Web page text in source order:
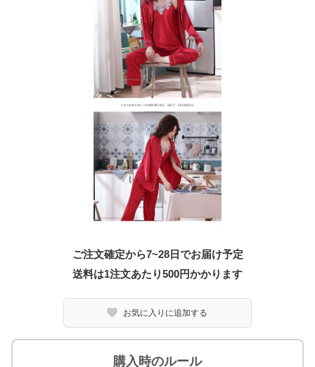
ご注文確定から7~28日でお届け予定
送料は1注文あたり500円かかります
お気に入りに追加する
購入時のルール